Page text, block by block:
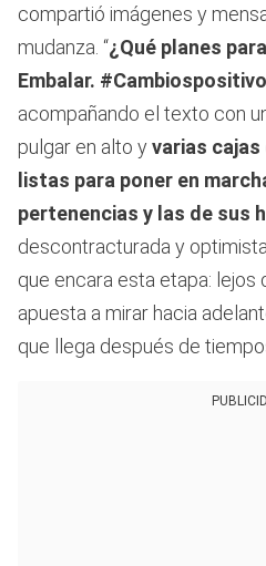
compartió imágenes y
mudanza. “¿Qué planes
Embalar.
acompañando el texto con
pulgar en alto yvarias
listas para poner en
pertenencias y las de sus
descontracturada y
que encara esta etapa: lejos
apuesta a mirar hacia
que llega después de